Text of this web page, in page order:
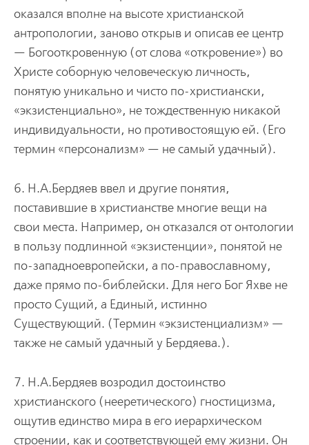
оказался вполне на высоте христианской
антропологии, заново открыв и описав ее центр
— Богооткровенную (от слова «откровение») во
Христе соборную человеческую личность,
понятую уникально и чисто по-христиански,
«экзистенциально», не тождественную никакой
индивидуальности, но противостоящую ей. (Его
термин «персонализм» — не самый удачный).
6. Н.А.Бердяев ввел и другие понятия,
поставившие в христианстве многие вещи на
свои места. Например, он отказался от онтологии
в пользу подлинной «экзистенции», понятой не
по-западноевропейски, а по-православному,
даже прямо по-библейски. Для него Бог Яхве не
просто Сущий, а Единый, истинно
Существующий. (Термин «экзистенциализм» —
также не самый удачный у Бердяева.).
7. Н.А.Бердяев возродил достоинство
христианского (нееретического) гностицизма,
ощутив единство мира в его иерархическом
строении, как и соответствующей ему жизни. Он